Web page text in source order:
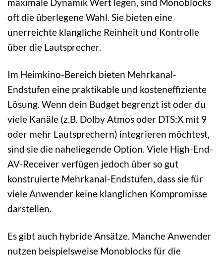
maximale Dynamik Wert legen, sind Monoblocks
oft die überlegene Wahl. Sie bieten eine
unerreichte klangliche Reinheit und Kontrolle
über die Lautsprecher.
Im Heimkino-Bereich bieten Mehrkanal-
Endstufen eine praktikable und kosteneffiziente
Lösung. Wenn dein Budget begrenzt ist oder du
viele Kanäle (z.B. Dolby Atmos oder DTS:X mit 9
oder mehr Lautsprechern) integrieren möchtest,
sind sie die naheliegende Option. Viele High-End-
AV-Receiver verfügen jedoch über so gut
konstruierte Mehrkanal-Endstufen, dass sie für
viele Anwender keine klanglichen Kompromisse
darstellen.
Es gibt auch hybride Ansätze. Manche Anwender
nutzen beispielsweise Monoblocks für die